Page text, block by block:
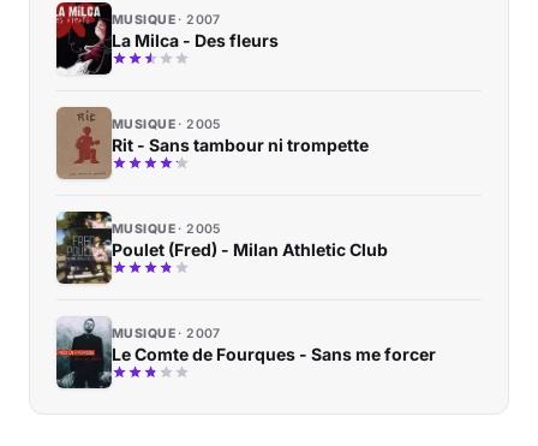
MUSIQUE 2007
La Milca - Des fleurs
MUSIQUE 2005
Rit - Sans tambour ni trompette
MUSIQUE 2005
Poulet (Fred) - Milan Athletic Club
MUSIQUE 2007
Le Comte de Fourques - Sans me forcer